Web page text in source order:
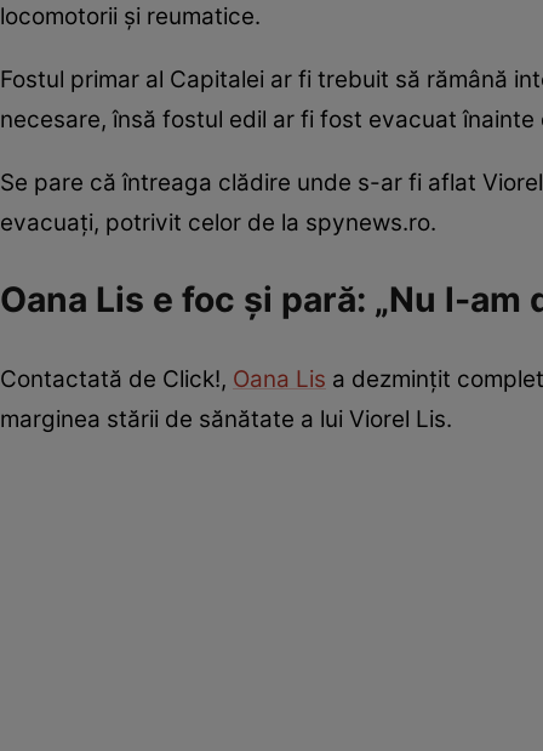
locomotorii și reumatice.
Fostul primar al Capitalei ar fi trebuit să rămână
necesare, însă fostul edil ar fi fost evacuat
Se pare că întreaga clădire unde s-ar fi aflat
evacuați, potrivit celor de la spynews.ro.
Oana Lis e foc și pară: „Nu l-am
Contactată de Click!, Oana Lis a dezmințit
marginea stării de sănătate a lui Viorel Lis.